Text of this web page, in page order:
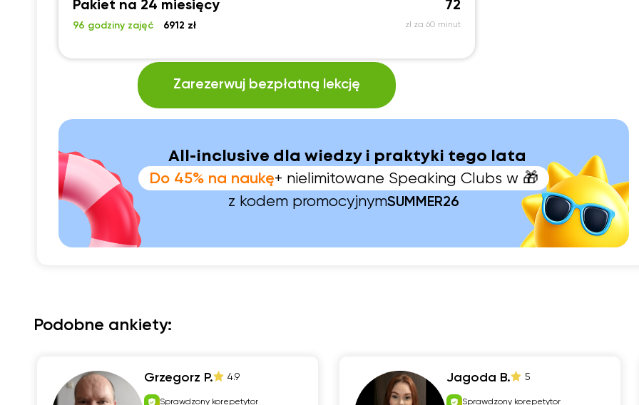
Pakiet na 24 miesięcy
96 godziny zajęć 6912 zł
72
zł za 60 minut
Zarezerwuj bezpłatną lekcję
All-inclusive dla wiedzy i praktyki tego lata
Do 45% na naukę+ nielimitowane Speaking Clubs w 🎁
z kodem promocyjnymSUMMER26
Podobne ankiety:
Grzegorz P. 4.9
Sprawdzony korepetytor
Jagoda B. 5
Sprawdzony korepetytor